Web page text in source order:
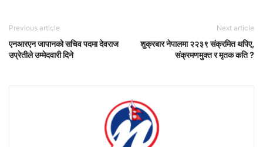
Previous article
एनआरएन जापानको सचिव पदमा देवराज
उप्रेतीले उम्मेदवारी दिने
Next article
शुक्रबार नेपालमा २२३९ संक्रमित थपिए,
संक्रमणमुक्त र मृतक कति ?